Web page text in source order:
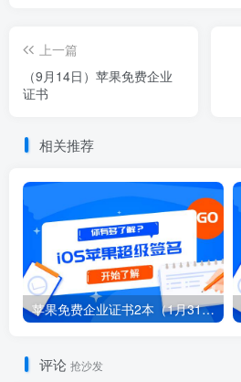
上一篇
（9月14日）苹果免费企业
证书
相关推荐
苹果免费企业证书2本（1月31日）
评论 抢沙发